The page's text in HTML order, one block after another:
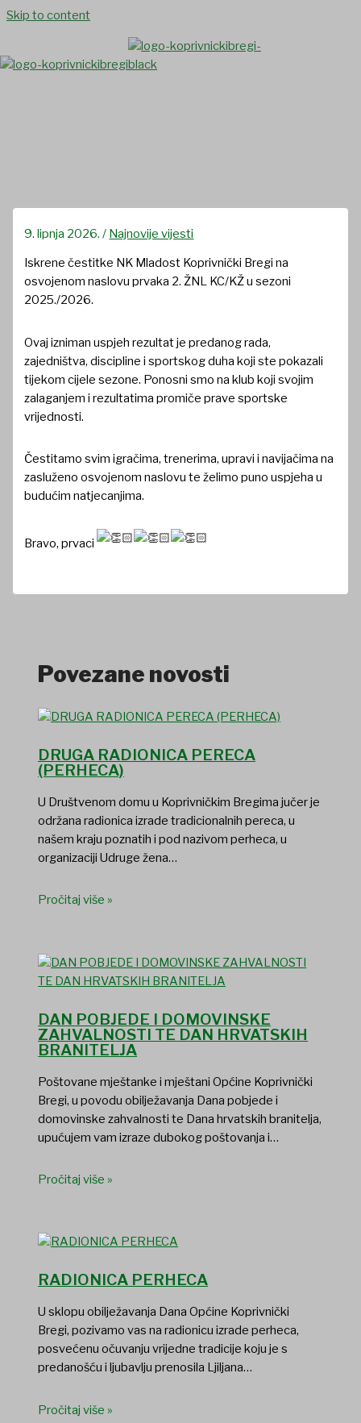
Skip to content
9. lipnja 2026./ Najnovije vijesti
Iskrene čestitke NK Mladost Koprivnički Bregi na
osvojenom naslovu prvaka 2. ŽNL KC/KŽ u sezoni
2025./2026.
Ovaj izniman uspjeh rezultat je predanog rada,
zajedništva, discipline i sportskog duha koji ste pokazali
tijekom cijele sezone. Ponosni smo na klub koji svojim
zalaganjem i rezultatima promiče prave sportske
vrijednosti.
Čestitamo svim igračima, trenerima, upravi i navijačima na
zasluženo osvojenom naslovu te želimo puno uspjeha u
budućim natjecanjima.
Bravo, prvaci
Povezane novosti
DRUGA RADIONICA PERECA
(PERHECA)
U Društvenom domu u Koprivničkim Bregima jučer je
održana radionica izrade tradicionalnih pereca, u
našem kraju poznatih i pod nazivom perheca, u
organizaciji Udruge žena…
Pročitaj više »
DAN POBJEDE I DOMOVINSKE
ZAHVALNOSTI TE DAN HRVATSKIH
BRANITELJA
Poštovane mještanke i mještani Općine Koprivnički
Bregi, u povodu obilježavanja Dana pobjede i
domovinske zahvalnosti te Dana hrvatskih branitelja,
upućujem vam izraze dubokog poštovanja i…
Pročitaj više »
RADIONICA PERHECA
U sklopu obilježavanja Dana Općine Koprivnički
Bregi, pozivamo vas na radionicu izrade perheca,
posvećenu očuvanju vrijedne tradicije koju je s
predanošću i ljubavlju prenosila Ljiljana…
Pročitaj više »